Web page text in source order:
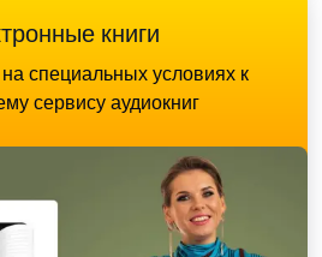
книги
специальных условиях к
сервису аудиокниг